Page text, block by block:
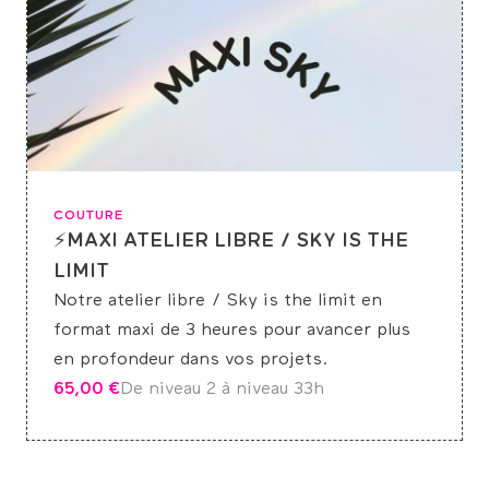
COUTURE
⚡MAXI ATELIER LIBRE / SKY IS THE
LIMIT
Notre atelier libre / Sky is the limit en
format maxi de 3 heures pour avancer plus
en profondeur dans vos projets.
65,00 €De niveau 2 à niveau 33h